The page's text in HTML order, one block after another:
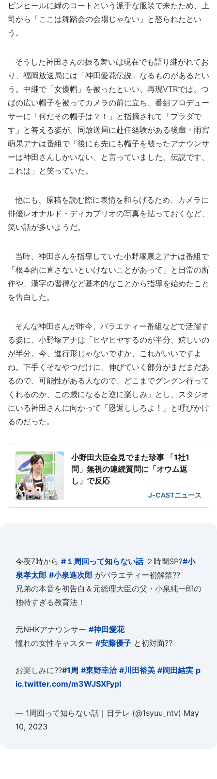
ピンヒールに緑のコートという派手な服装で来たため、上
司から「ここは舞踏会の会場じゃない」と怒られたとい
う。
そうした神田さんの振る舞いは現在でも語り継がれてお
り、福岡放送局には「神田愛花伝説」なるものがあるとい
う。中継で「女優帽」を被ったといい、再現VTRでは、つ
ばの広い帽子を被ってカメラの前に立ち、番組プロデュー
サーに「何だその帽子は？！」と指摘されて「プラダで
す」と答える姿が。同放送局に赴任経験がある後輩・雨宮
萌果アナは番組で「後にも先にも帽子を被ったアナウンサ
ーは神田さんしかいない、と言っていました。伝説です、
これは」と笑っていた。
他にも、原稿を読む際に表情を和らげるため、カメラに
俳優レオナルド・ディカプリオの写真を貼っておくなど、
笑い話が多いようだ。
当時、神田さんを指導していた小野塚康之アナは番組で
「根本的に直さないといけないことがあって」と日常の所
作や、漢字の習得など基本的なことから指導を始めたこと
を告白した。
そんな神田さんが昨今、バラエティー番組などで活躍す
る姿に、小野塚アナは「ヒヤヒヤするのが半分、嬉しいの
が半分。今、進行形じゃないですか、これがいいですよ
ね。下手くそなやつだけに、伸びていく部分がまだまだあ
るので、可能性がある人なので、どこまでグングン行って
くれるのか、この歳になると逆に楽しみ」とし、スタジオ
にいる神田さんに向かって「恩返ししろよ！」と呼びかけ
るのだった。
小野田大臣会見でまた珍事 「1社1
問」無視の連続質問に「オウム返
し」で反応
J-CASTニュース
今夜7時から #１周回って知らない話２時間SP?#小
泉孝太郎 #小泉進次郎 がバラエティー初解禁??
兄弟の本音を初告白＆元総理大臣の父・小泉純一郎の
独特すぎる教育法！
元NHKアナウンサー #神田愛花
憧れの女性キャスター #安藤優子 と初対面??
お楽しみに??#1周 #東野幸治 #川田裕美 #岡田結実 p
ic.twitter.com/m3WJSXFypI
— 1周回って知らない話｜日テレ (@1syuu_ntv) May
10, 2023